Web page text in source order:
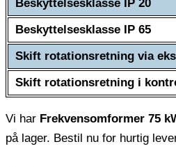
Beskyttelsesklasse IP 20
Beskyttelsesklasse IP 65
Skift rotationsretning via
Skift rotationsretning i
Vi har Frekvensomformer 75
på lager. Bestil nu for hurtig